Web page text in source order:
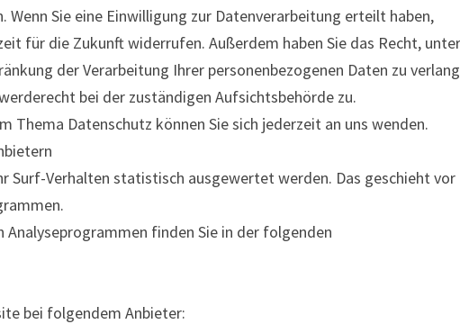
Wenn Sie eine Einwilligung zur Datenverarbeitung erteilt haben,
für die Zukunft widerrufen. Außerdem haben Sie das Recht, unter
der Verarbeitung Ihrer personenbezogenen Daten zu
bei der zuständigen Aufsichtsbehörde zu.
Thema Datenschutz können Sie sich jederzeit an uns wenden.
Surf-Verhalten statistisch ausgewertet werden. Das geschieht vor
finden Sie in der folgenden
bei folgendem Anbieter: